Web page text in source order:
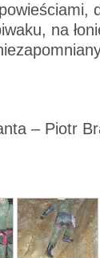
na
– Piotr